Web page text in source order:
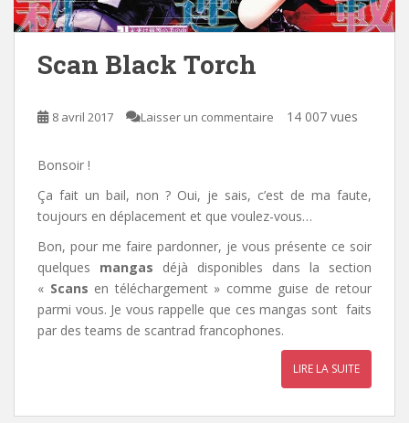
Scan Black Torch
8 avril 2017 Laisser un commentaire 14 007 vues
Bonsoir !
Ça fait un bail, non ? Oui, je sais, c’est de ma faute,
toujours en déplacement et que voulez-vous…
Bon, pour me faire pardonner, je vous présente ce soir
quelques mangas déjà disponibles dans la section
« Scans en téléchargement » comme guise de retour
parmi vous. Je vous rappelle que ces mangas sont faits
par des teams de scantrad francophones.
LIRE LA SUITE